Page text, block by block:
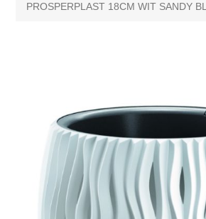
PROSPERPLAST 18CM WIT SANDY